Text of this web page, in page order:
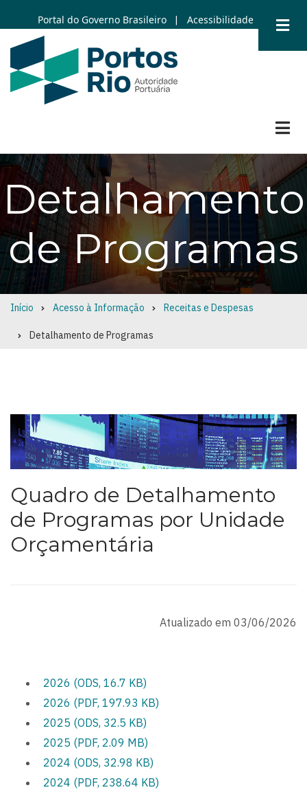
to
main
content
Portal do Governo Brasileiro | Acessibilidade
Detalhamento
de Programas
Breadcrumb
Início Acesso à Informação Receitas e Despesas
Detalhamento de Programas
Quadro de Detalhamento
de Programas por Unidade
Orçamentária
Atualizado em 03/06/2026
2026 (ODS, 16.7 KB)
2026 (PDF, 197.93 KB)
2025 (ODS, 32.5 KB)
2025 (PDF, 2.09 MB)
2024 (ODS, 32.98 KB)
2024 (PDF, 238.64 KB)